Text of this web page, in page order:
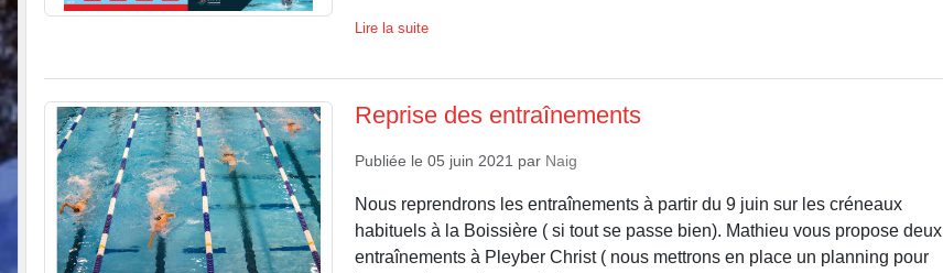
Lire la suite
Reprise des entraînements
Publiée le 05 juin 2021 par Naig
Nous reprendrons les entraînements à partir du 9 juin sur les créneaux
habituels à la Boissière ( si tout se passe bien). Mathieu vous propose deux
entraînements à Pleyber Christ ( nous mettrons en place un planning pour